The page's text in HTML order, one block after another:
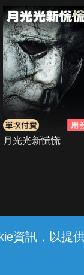
資訊，以提
7.1
月光光新慌慌